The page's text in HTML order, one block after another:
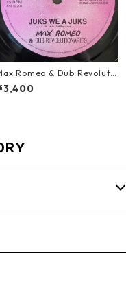
Romeo & Dub Revoluti
- Juks We A Juks【1
90000】